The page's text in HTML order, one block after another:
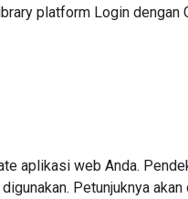
platform Login dengan
aplikasi web Anda.
Petunjuknya